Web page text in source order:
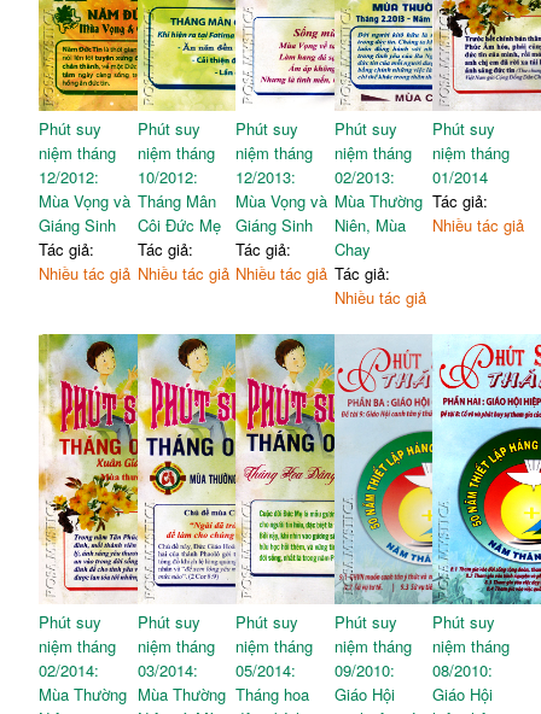
Phút suy
niệm tháng
12/2012:
Mùa Vọng và
Giáng Sinh
Tác giả:
Nhiều tác giả
Phút suy
niệm tháng
10/2012:
Tháng Mân
Côi Đức Mẹ
Tác giả:
Nhiều tác giả
Phút suy
niệm tháng
12/2013:
Mùa Vọng và
Giáng Sinh
Tác giả:
Nhiều tác giả
Phút suy
niệm tháng
02/2013:
Mùa Thường
Niên, Mùa
Chay
Tác giả:
Nhiều tác giả
Phút suy
niệm tháng
01/2014
Tác giả:
Nhiều tác giả
Phút suy
niệm tháng
02/2014:
Mùa Thường
Phút suy
niệm tháng
03/2014:
Mùa Thường
Phút suy
niệm tháng
05/2014:
Tháng hoa
Phút suy
niệm tháng
09/2010:
Giáo Hội
Phút suy
niệm tháng
08/2010:
Giáo Hội